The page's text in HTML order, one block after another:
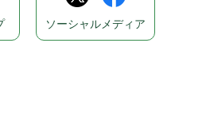
ソーシャルメディア